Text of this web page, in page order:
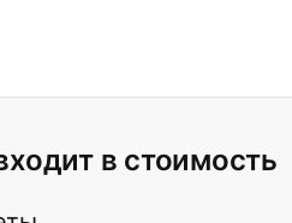
в стоимость